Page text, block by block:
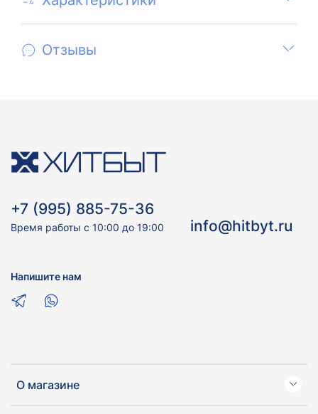
Отзывы
О магазине
+7 (995) 885-75-36
Время работы с 10:00 до 19:00 info@hitbyt.ru
Напишите нам